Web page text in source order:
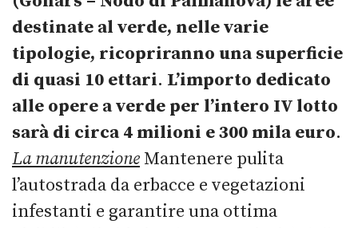
destinate al verde, nelle varie
tipologie, ricopriranno una superficie
di quasi 10 ettari. L’importo dedicato
alle opere a verde per l’intero IV lotto
sarà di circa 4 milioni e 300 mila euro.
La manutenzione Mantenere pulita
l’autostrada da erbacce e vegetazioni
infestanti e garantire una ottima